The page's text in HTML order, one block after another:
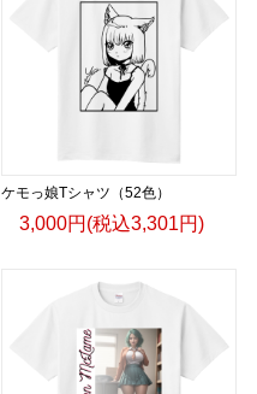
ケモっ娘Tシャツ（52色）
3,000円(税込3,301円)